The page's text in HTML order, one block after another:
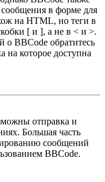
в форме для
на HTML, но теги в
[ и ], а не в < и >.
о BBCode обратитесь
на которое доступна
отправка и
Большая часть
сообщений
BBCode.